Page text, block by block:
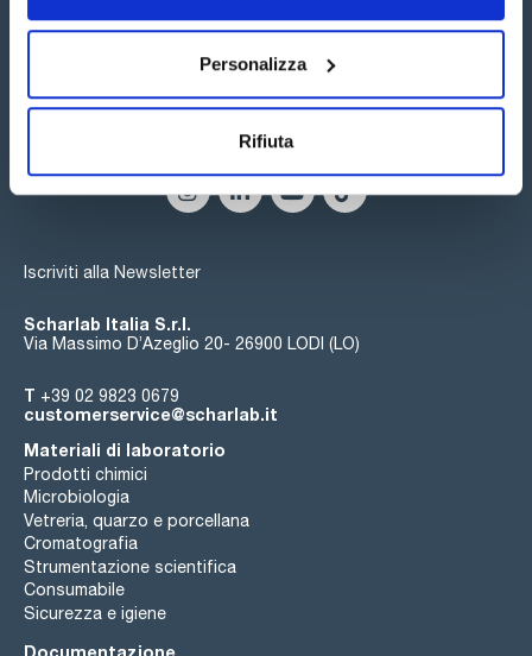
Personalizza
Rifiuta
Seguici:
Iscriviti alla Newsletter
Scharlab Italia S.r.l.
Via Massimo D’Azeglio 20- 26900 LODI (LO)
T +39 02 9823 0679
customerservice@scharlab.it
Materiali di laboratorio
Prodotti chimici
Microbiologia
Vetreria, quarzo e porcellana
Cromatografia
Strumentazione scientifica
Consumabile
Sicurezza e igiene